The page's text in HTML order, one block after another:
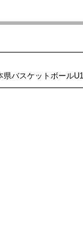
県バスケットボール